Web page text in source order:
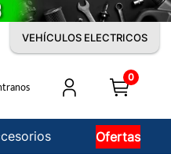
VEHÍCULOS ELECTRICOS
0
Ofertas